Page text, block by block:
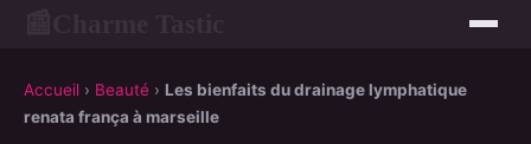
Accueil › Beauté › Les bienfaits du drainage lymphatique
renata frança à marseille